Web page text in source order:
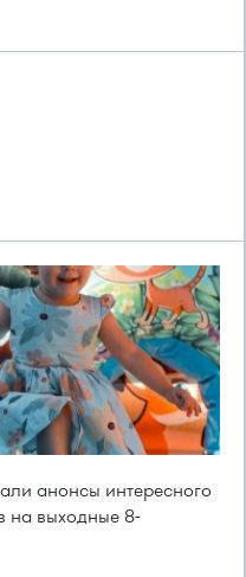
анонсы интересного
на выходные 8-